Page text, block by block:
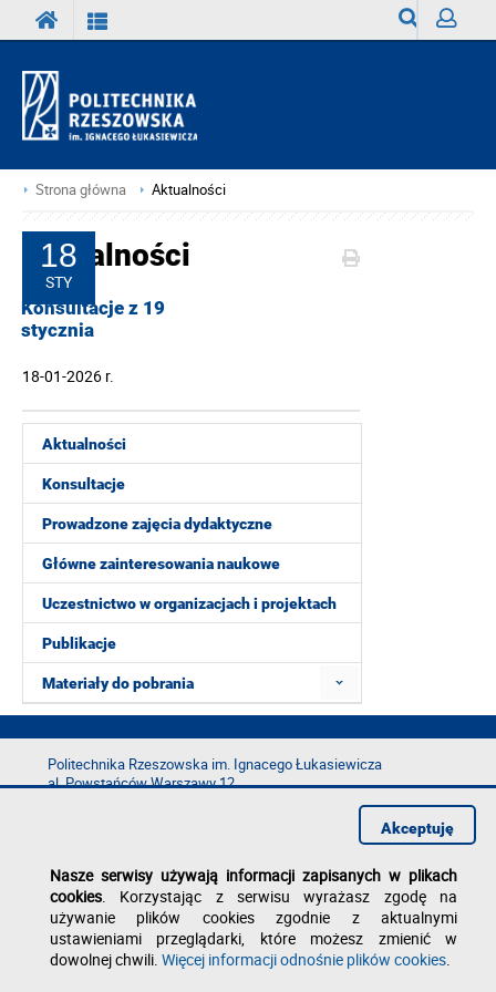
Strona główna Aktualności
Aktualności
Konsultacje
Prowadzone zajęcia dydaktyczne
Główne zainteresowania naukowe
Uczestnictwo w organizacjach i projektach
Publikacje
Materiały do pobrania
Aktualności
18
STY
Konsultacje z 19
stycznia
18-01-2026 r.
Politechnika Rzeszowska im. Ignacego Łukasiewicza
al. Powstańców Warszawy 12
e-mail:kancelaria@prz.edu.pl
Deklaracja dostępności
Polityka prywatności
Zgłoś błąd na stronie
Nasze serwisy używają informacji zapisanych w plikach
cookies. Korzystając z serwisu wyrażasz zgodę na
używanie plików cookies zgodnie z aktualnymi
ustawieniami przeglądarki, które możesz zmienić w
dowolnej chwili. Więcej informacji odnośnie plików cookies.
Akceptuję